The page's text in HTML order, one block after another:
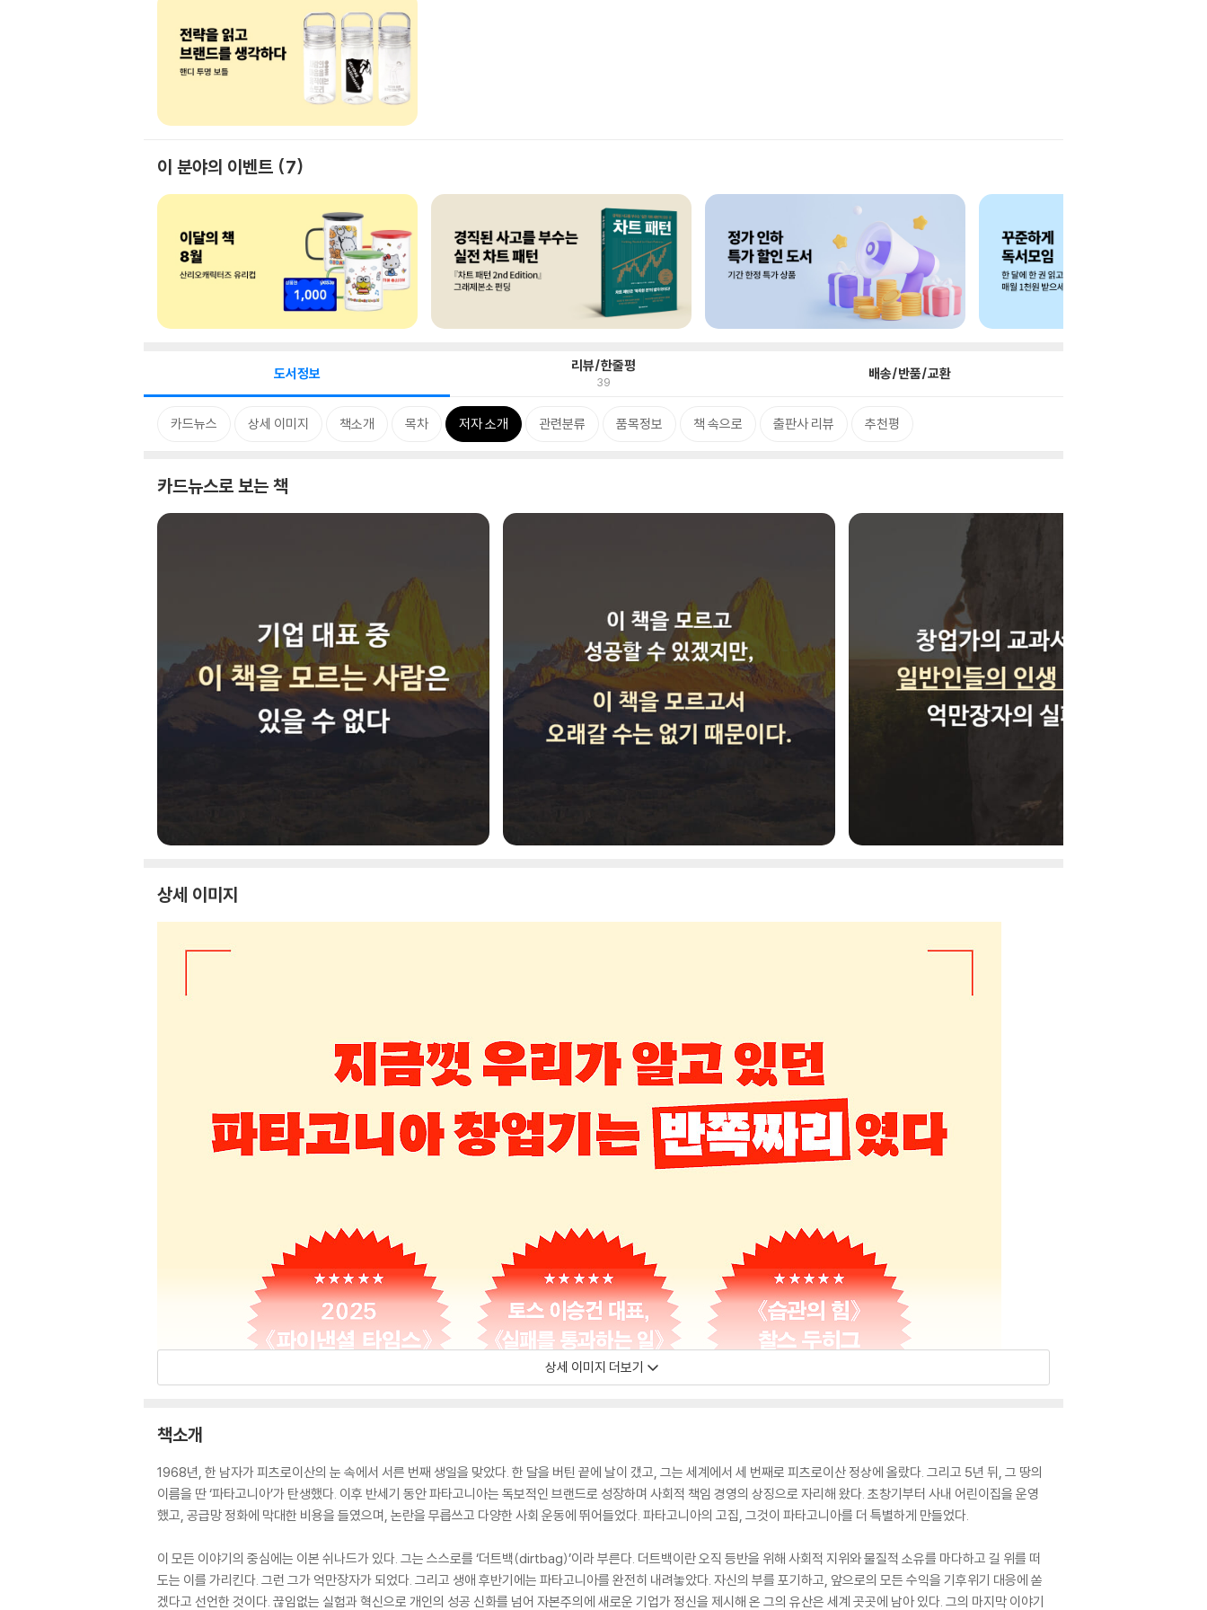
이 분야의 이벤트 7
도서정보 리뷰/한줄평
39 배송/반품/교환
카드뉴스 상세 이미지 책소개 목차 저자 소개 관련분류 품목정보 책 속으로 출판사 리뷰 추천평
카드뉴스로 보는 책
상세 이미지
상세 이미지 더보기
책소개
1968년, 한 남자가 피츠로이산의 눈 속에서 서른 번째 생일을 맞았다. 한 달을 버틴 끝에 날이 갰고, 그는 세계에서 세 번째로 피츠로이산 정상에 올랐다. 그리고 5년 뒤, 그 땅의
이름을 딴 ‘파타고니아’가 탄생했다. 이후 반세기 동안 파타고니아는 독보적인 브랜드로 성장하며 사회적 책임 경영의 상징으로 자리해 왔다. 초창기부터 사내 어린이집을 운영
했고, 공급망 정화에 막대한 비용을 들였으며, 논란을 무릅쓰고 다양한 사회 운동에 뛰어들었다. 파타고니아의 고집, 그것이 파타고니아를 더 특별하게 만들었다.
이 모든 이야기의 중심에는 이본 쉬나드가 있다. 그는 스스로를 ‘더트백(dirtbag)’이라 부른다. 더트백이란 오직 등반을 위해 사회적 지위와 물질적 소유를 마다하고 길 위를 떠
도는 이를 가리킨다. 그런 그가 억만장자가 되었다. 그리고 생애 후반기에는 파타고니아를 완전히 내려놓았다. 자신의 부를 포기하고, 앞으로의 모든 수익을 기후위기 대응에 쏟
겠다고 선언한 것이다. 끊임없는 실험과 혁신으로 개인의 성공 신화를 넘어 자본주의에 새로운 기업가 정신을 제시해 온 그의 유산은 세계 곳곳에 남아 있다. 그의 마지막 이야기